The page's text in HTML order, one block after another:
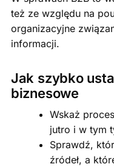
też ze względu na
organizacyjne
informacji.
Jak szybko
biznesowe
Wskaż
jutro i w tym
Sprawdź,
źródeł, a